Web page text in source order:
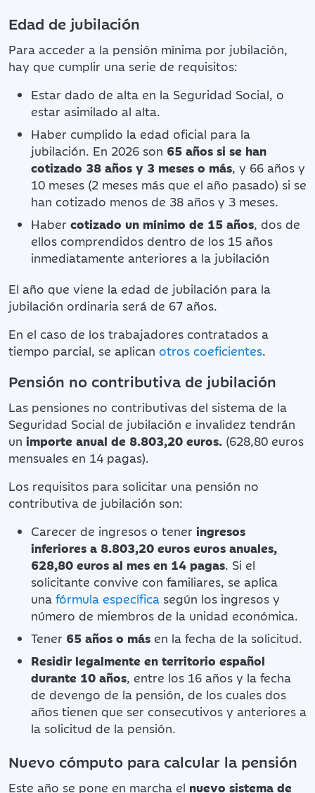
Edad de jubilación
Para acceder a la pensión mínima por jubilación,
hay que cumplir una serie de requisitos:
Estar dado de alta en la Seguridad Social, o
estar asimilado al alta.
Haber cumplido la edad oficial para la
jubilación. En 2026 son 65 años si se han
cotizado 38 años y 3 meses o más, y 66 años y
10 meses (2 meses más que el año pasado) si se
han cotizado menos de 38 años y 3 meses.
Haber cotizado un mínimo de 15 años, dos de
ellos comprendidos dentro de los 15 años
inmediatamente anteriores a la jubilación
El año que viene la edad de jubilación para la
jubilación ordinaria será de 67 años.
En el caso de los trabajadores contratados a
tiempo parcial, se aplican otros coeficientes.
Pensión no contributiva de jubilación
Las pensiones no contributivas del sistema de la
Seguridad Social de jubilación e invalidez tendrán
un importe anual de 8.803,20 euros. (628,80 euros
mensuales en 14 pagas).
Los requisitos para solicitar una pensión no
contributiva de jubilación son:
Carecer de ingresos o tener ingresos
inferiores a 8.803,20 euros euros anuales,
628,80 euros al mes en 14 pagas. Si el
solicitante convive con familiares, se aplica
una fórmula específica según los ingresos y
número de miembros de la unidad económica.
Tener 65 años o más en la fecha de la solicitud.
Residir legalmente en territorio español
durante 10 años, entre los 16 años y la fecha
de devengo de la pensión, de los cuales dos
años tienen que ser consecutivos y anteriores a
la solicitud de la pensión.
Nuevo cómputo para calcular la pensión
Este año se pone en marcha el nuevo sistema de